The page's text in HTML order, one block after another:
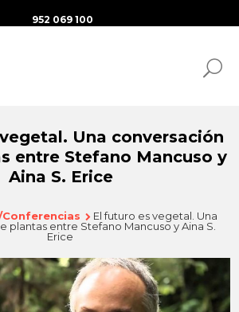
952 069 100
Una conversación
entre Stefano Mancuso y
Aina S. Erice
El futuro es vegetal. Una
plantas entre Stefano Mancuso y Aina S.
Erice